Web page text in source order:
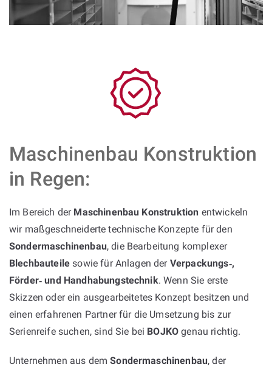
Maschinenbau Konstruktion
in Regen:
Im Bereich der Maschinenbau Konstruktion entwickeln
wir maßgeschneiderte technische Konzepte für den
Sondermaschinenbau, die Bearbeitung komplexer
Blechbauteile sowie für Anlagen der Verpackungs‑,
Förder‑ und Handhabungstechnik. Wenn Sie erste
Skizzen oder ein ausgearbeitetes Konzept besitzen und
einen erfahrenen Partner für die Umsetzung bis zur
Serienreife suchen, sind Sie bei BOJKO genau richtig.
Unternehmen aus demSondermaschinenbau, der